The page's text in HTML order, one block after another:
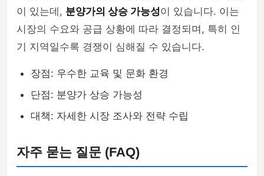
이 있는데, 분양가의 상승 가능성이 있습니다. 이는
시장의 수요와 공급 상황에 따라 결정되며, 특히 인
기 지역일수록 경쟁이 심해질 수 있습니다.
장점: 우수한 교육 및 문화 환경
단점: 분양가 상승 가능성
대책: 자세한 시장 조사와 전략 수립
자주 묻는 질문 (FAQ)